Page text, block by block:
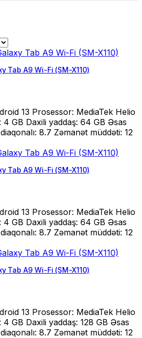
Tab A9 Wi-Fi (SM-X110)
13 Prosessor: MediaTek Helio
4 GB Daxili yaddaş: 64 GB Əsas
8.7 Zəmanət müddəti: 12
Tab A9 Wi-Fi (SM-X110)
13 Prosessor: MediaTek Helio
4 GB Daxili yaddaş: 64 GB Əsas
8.7 Zəmanət müddəti: 12
Tab A9 Wi-Fi (SM-X110)
13 Prosessor: MediaTek Helio
GB Daxili yaddaş: 128 GB Əsas
8.7 Zəmanət müddəti: 12